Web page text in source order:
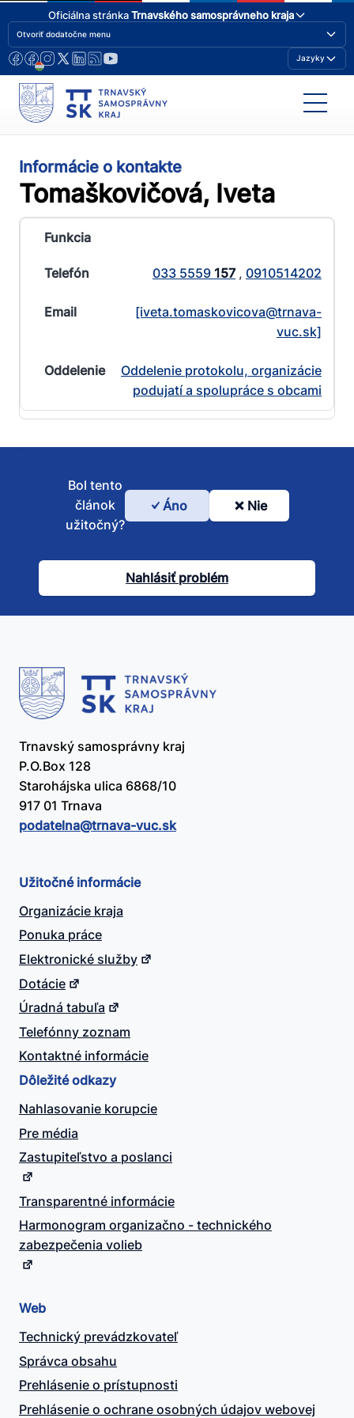
Oficiálna stránkaTrnavského samosprávneho kraja
Otvoriť dodatočne menu
Jazyky
Informácie o kontakte
Tomaškovičová, Iveta
033 5559 157 , 0910514202
[iveta.tomaskovicova@​trnava-
vuc.sk]
Oddelenie protokolu, organizácie
podujatí a spolupráce s obcami
Bol
článok
užitočný?
Bol tento
článok
užitočný?
Áno Nie
Nahlásiť problém
Trnavský samosprávny kraj
P.O.Box 128
Starohájska ulica 6868/10
917 01 Trnava
podatelna@​trnava-vuc.sk
Užitočné informácie
Organizácie kraja
Ponuka práce
Elektronické služby
Dotácie
Úradná tabuľa
Telefónny zoznam
Kontaktné informácie
Dôležité odkazy
Nahlasovanie korupcie
Pre média
Zastupiteľstvo a poslanci
Transparentné informácie
Harmonogram organizačno - technického
zabezpečenia volieb
Web
Technický prevádzkovateľ
Správca obsahu
Prehlásenie o prístupnosti
Prehlásenie o ochrane osobných údajov webovej